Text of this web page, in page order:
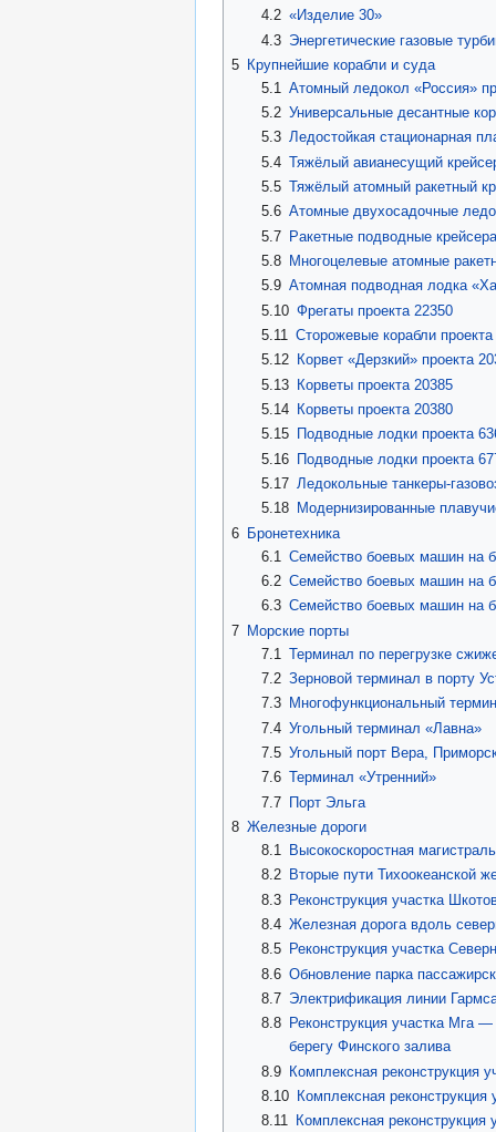
4.2 «Изделие 30»
4.3 Энергетические газовые
5 Крупнейшие корабли и суда
5.1
Атомный ледокол «Россия»
5.2 Универсальные десантные
5.3 Ледостойкая стационарная
5.4 Тяжёлый авианесущий
5.5 Тяжёлый атомный ракетный
5.6 Атомные двухосадочные
5.7
Ракетные подводные
5.8
Многоцелевые атомные
5.9 Атомная подводная лодка
5.10 Фрегаты проекта 22350
5.11 Сторожевые корабли проекта
5.12
Корвет «Дерзкий» проекта
5.13
Корветы проекта 20385
5.14
Корветы проекта 20380
5.15
Подводные лодки проекта
5.16
Подводные лодки проекта
5.17 Ледокольные танкеры-
5.18
Модернизированные
6 Бронетехника
6.1 Семейство боевых машин на
6.2 Семейство боевых машин на
6.3 Семейство боевых машин на
7 Морские порты
7.1 Терминал по перегрузке
7.2 Зерновой терминал в порту
7.3
Многофункциональный
7.4 Угольный терминал «Лавна»
7.5 Угольный порт Вера,
7.6 Терминал «Утренний»
7.7 Порт Эльга
8 Железные дороги
8.1
Высокоскоростная
8.2
Вторые пути Тихоокеанской
8.3 Реконструкция участка
8.4 Железная дорога вдоль
8.5
Реконструкция участка
8.6 Обновление парка
8.7 Электрификация линии
8.8
Реконструкция участка
берегу Финского залива
8.9 Комплексная
8.10
Комплексная
8.11
Комплексная